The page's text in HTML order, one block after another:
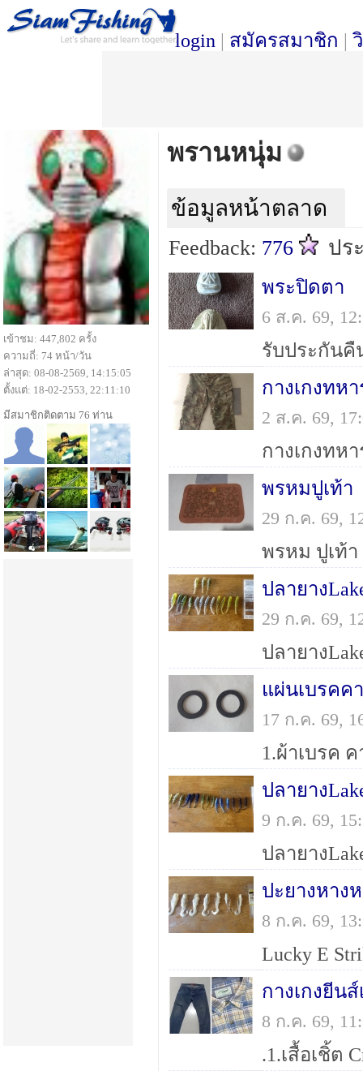
login | สมัครสมาชิก |
พรานหนุ่ม
ข้อมูลหน้าตลาด
Feedback: 776 ปร
พระปิดตา
6 ส.ค. 69,
กางเกงทห
2 ส.ค. 69,
พรหมปูเท้า
29 ก.ค. 69,
ปลายาง
29 ก.ค. 69,
แผ่นเบรคค
17 ก.ค. 69,
ปลายาง
9 ก.ค. 69,
ปะยางหาง
8 ก.ค. 69,
8 ก.ค. 69,
เข้าชม: 447,802 ครั้ง
ความถี่: 74 หน้า/วัน
ล่าสุด: 08-08-2569, 14:15:05
ตั้งแต่: 18-02-2553, 22:11:10
มีสมาชิกติดตาม 76 ท่าน